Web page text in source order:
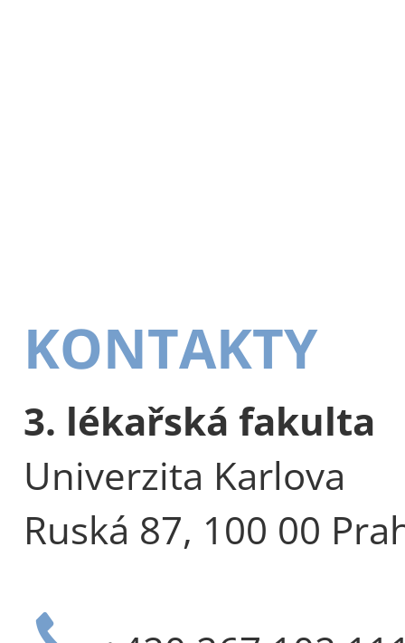
KONTAKTY
3. lékařská fakulta
Univerzita Karlova
Ruská 87, 100 00